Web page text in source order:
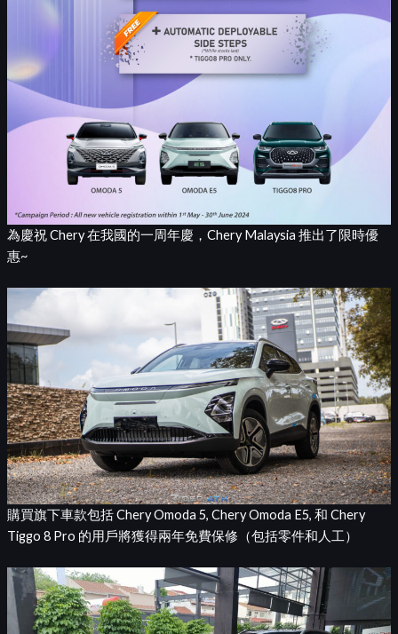
為慶祝 Chery 在我國的一周年慶，Chery Malaysia 推出了限時優
惠~
購買旗下車款包括 Chery Omoda 5, Chery Omoda E5, 和 Chery
Tiggo 8 Pro 的用戶將獲得兩年免費保修（包括零件和人工）